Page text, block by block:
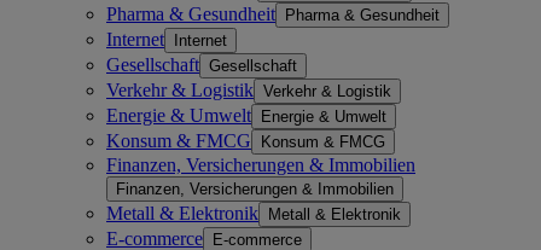
Pharma & Gesundheit Pharma & Gesundheit
Internet Internet
Gesellschaft Gesellschaft
Verkehr & Logistik Verkehr & Logistik
Energie & Umwelt Energie & Umwelt
Konsum & FMCG Konsum & FMCG
Finanzen, Versicherungen & Immobilien
Finanzen, Versicherungen & Immobilien
Metall & Elektronik Metall & Elektronik
E-commerce E-commerce